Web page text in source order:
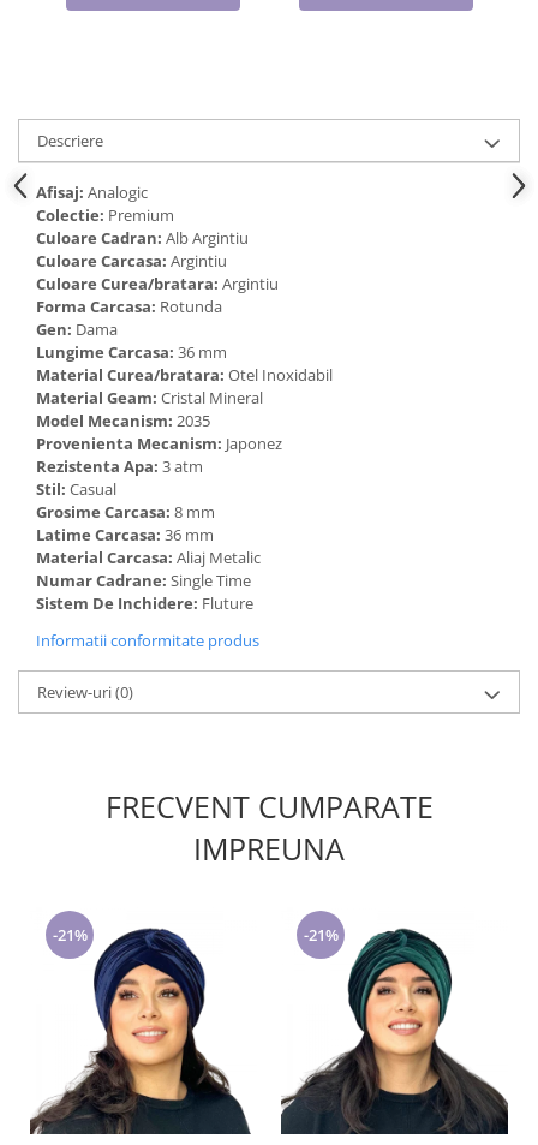
Cadouri pentru Doctori
Descriere
Afisaj: Analogic
Colectie: Premium
Culoare Cadran: Alb Argintiu
Culoare Carcasa: Argintiu
Culoare Curea/bratara: Argintiu
Forma Carcasa: Rotunda
Gen: Dama
Lungime Carcasa: 36 mm
Material Curea/bratara: Otel Inoxidabil
Material Geam: Cristal Mineral
Model Mecanism: 2035
Provenienta Mecanism: Japonez
Rezistenta Apa: 3 atm
Stil: Casual
Grosime Carcasa: 8 mm
Latime Carcasa: 36 mm
Material Carcasa: Aliaj Metalic
Numar Cadrane: Single Time
Sistem De Inchidere: Fluture
Informatii conformitate produs
Review-uri(0)
FRECVENT CUMPARATE
IMPREUNA
-21% -21%